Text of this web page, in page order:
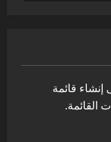
إنشاء قائمة
القائمة.